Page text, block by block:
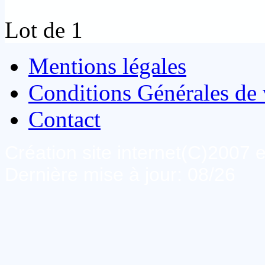
Lot de 1
Mentions légales
Conditions Générales de
Contact